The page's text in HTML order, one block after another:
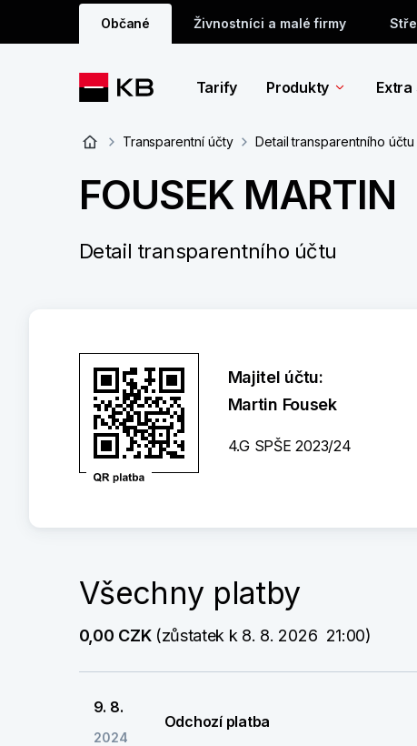
Občané Živnostníci a malé firmy
Tarify Produkty Extra
Transparentní účty Detail transparentního účtu
FOUSEK MARTIN
Detail transparentního účtu
Majitel účtu:
Martin Fousek
4.G SPŠE 2023/24
Všechny platby
0,00 CZK (zůstatek k 8. 8. 2026  21:00)
9. 8.
2024
Odchozí platba